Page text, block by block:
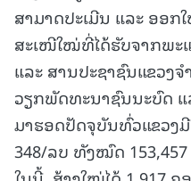
ສາມາດປະເມີນ ແລະ ອອກ
ສະເໜີໃໝ່ທີ່ໄດ້ຮັບຈາກພະ
ແລະ ສານປະຊາຊົນແຂວງ
ວຽກພັດທະນາຊົນນະບົດ
ມາຮອດປັດຈຸບັນທົ່ວແຂວ
348/ລບ ທັງໝົດ 153,457